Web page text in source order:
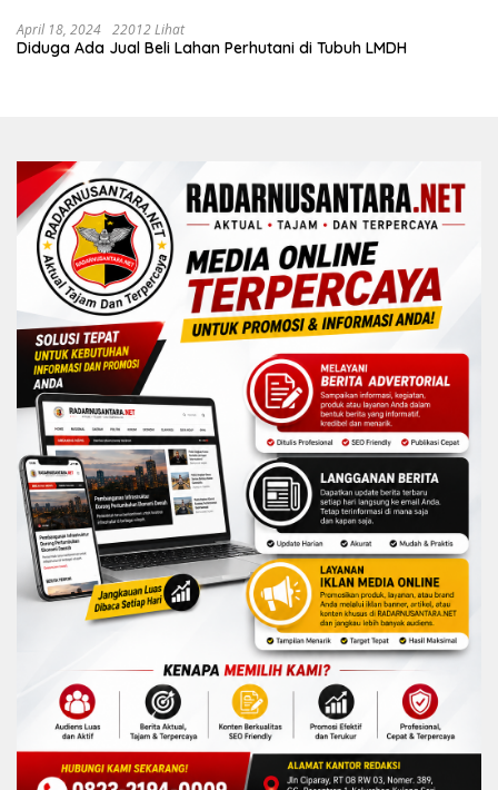
tahun 2023
April 18, 2024 22012 Lihat
Diduga Ada Jual Beli Lahan Perhutani di Tubuh LMDH